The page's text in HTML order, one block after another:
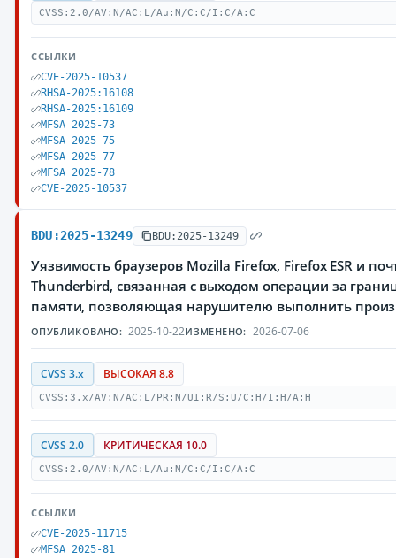
CVSS:2.0/AV:N/AC:L/Au:N/C:C/I:C/A:C
ССЫЛКИ
CVE-2025-10537
RHSA-2025:16108
RHSA-2025:16109
MFSA 2025-73
MFSA 2025-75
MFSA 2025-77
MFSA 2025-78
CVE-2025-10537
BDU:2025-13249 BDU:2025-13249
Уязвимость браузеров Mozilla Firefox, Firefox ESR и
Thunderbird, связанная с выходом операции за
памяти, позволяющая нарушителю выполнить
ОПУБЛИКОВАНО: 2025-10-22ИЗМЕНЕНО: 2026-07-06
CVSS 3.x ВЫСОКАЯ 8.8
CVSS:3.x/AV:N/AC:L/PR:N/UI:R/S:U/C:H/I:H/A:H
CVSS 2.0 КРИТИЧЕСКАЯ 10.0
CVSS:2.0/AV:N/AC:L/Au:N/C:C/I:C/A:C
ССЫЛКИ
CVE-2025-11715
MFSA 2025-81